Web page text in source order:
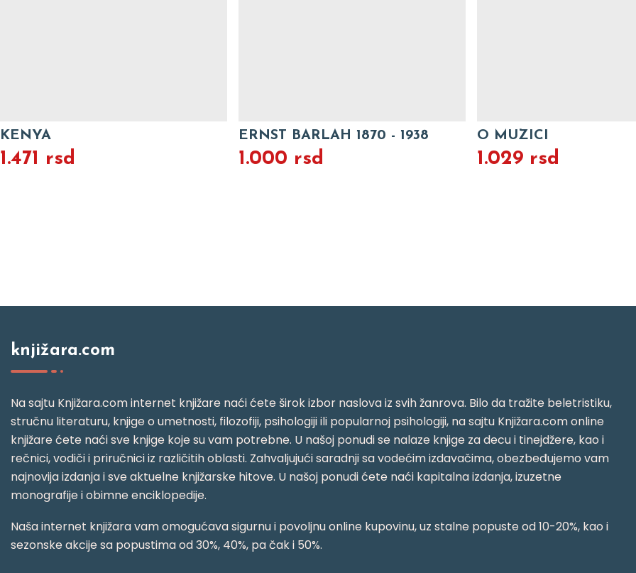
KENYA
1.471 rsd
ERNST BARLAH 1870 - 1938
1.000 rsd
O MUZICI
1.029 rsd
knjižara.com
Na sajtu Knjižara.com internet knjižare naći ćete širok izbor naslova iz svih žanrova. Bilo da tražite beletristiku,
stručnu literaturu, knjige o umetnosti, filozofiji, psihologiji ili popularnoj psihologiji, na sajtu Knjižara.com online
knjižare ćete naći sve knjige koje su vam potrebne. U našoj ponudi se nalaze knjige za decu i tinejdžere, kao i
rečnici, vodiči i priručnici iz različitih oblasti. Zahvaljujući saradnji sa vodećim izdavačima, obezbeđujemo vam
najnovija izdanja i sve aktuelne knjižarske hitove. U našoj ponudi ćete naći kapitalna izdanja, izuzetne
monografije i obimne enciklopedije.
Naša internet knjižara vam omogućava sigurnu i povoljnu online kupovinu, uz stalne popuste od 10-20%, kao i
sezonske akcije sa popustima od 30%, 40%, pa čak i 50%.